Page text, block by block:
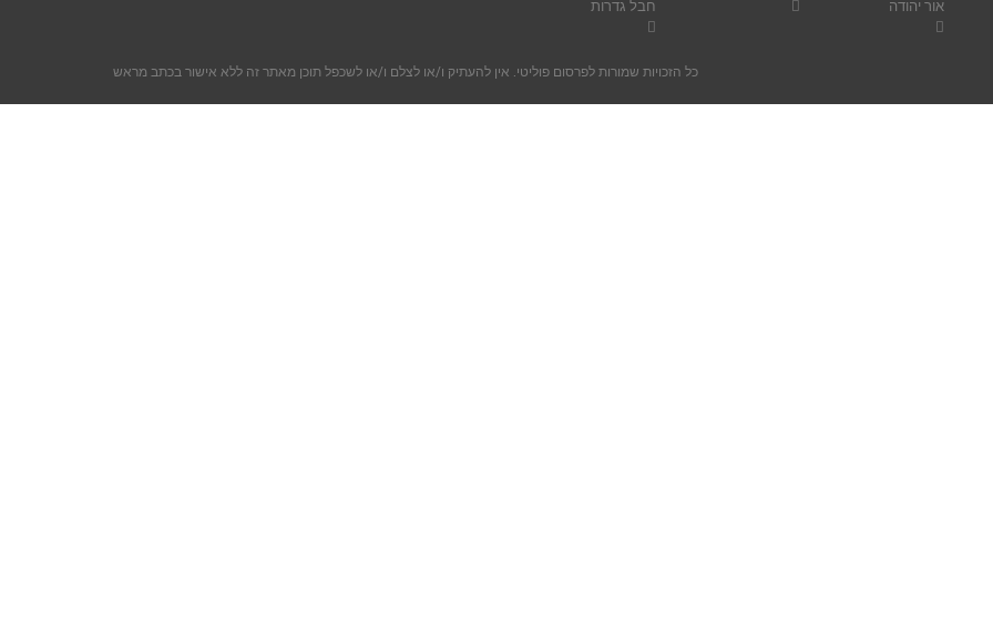
כל הזכויות שמורות לפרסום פוליטי. אין להעתיק ו/או לצלם ו/או לשכפל תוכן מאתר זה ללא אישור בכתב מראש